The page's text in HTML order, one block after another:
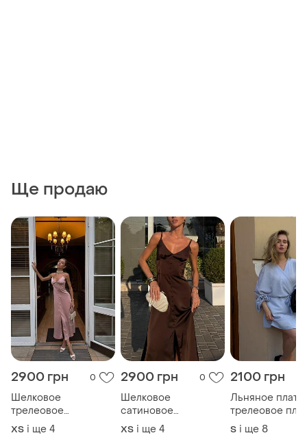
Ще продаю
2900 грн 0
Шелковое
трелеовое
сатиновое платье
комбинация на
ХS і ще 4
2900 грн 0
Шелковое
сатиновое
трендовое платье на
бретелях платье
ХS і ще 4
2100 грн
Льняное
трелеовое
кимоно на
котон
S і ще 8